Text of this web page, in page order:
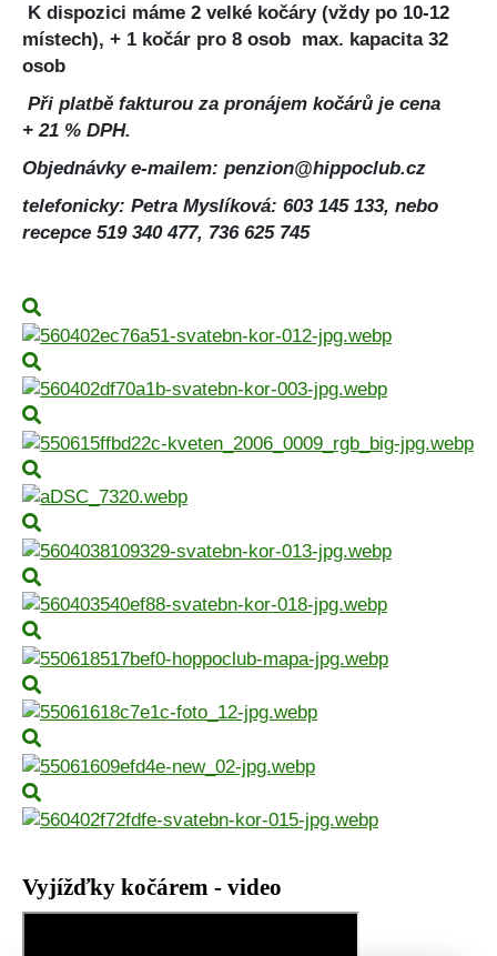
K dispozici máme 2 velké kočáry (vždy po 10-12
místech), + 1 kočár pro 8 osob max. kapacita 32
osob
Při platbě fakturou za pronájem kočárů je cena
+ 21 % DPH.
Objednávky e-mailem: penzion@hippoclub.cz
telefonicky: Petra Myslíková: 603 145 133, nebo
recepce 519 340 477, 736 625 745
Vyjížďky kočárem - video